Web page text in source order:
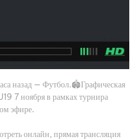
назад — Футбол.🏟️Графическая
7 ноября в рамках турнира
эфире.
онлайн, прямая трансляция